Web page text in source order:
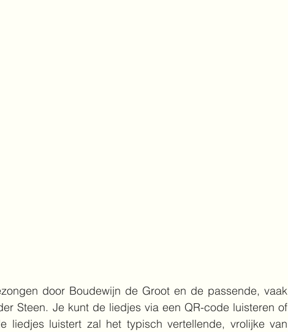
door Boudewijn de Groot en de passende, vaak
Steen. Je kunt de liedjes via een QR-code luisteren of
luistert zal het typisch vertellende, vrolijke van